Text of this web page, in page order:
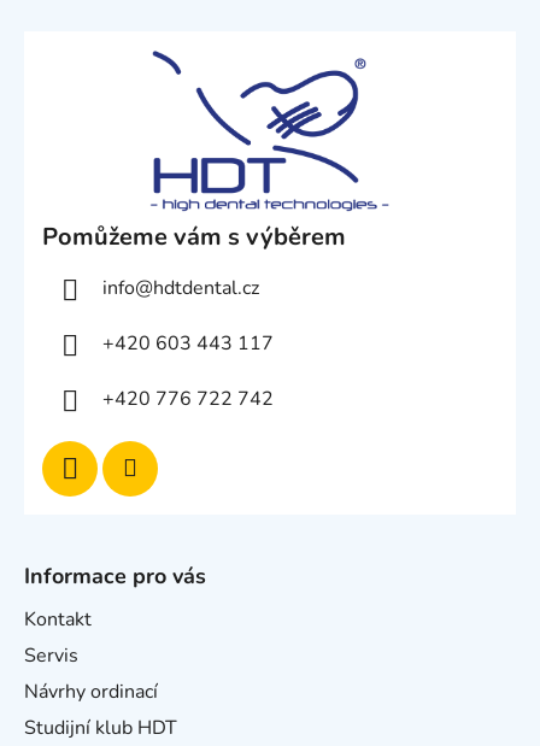
Pomůžeme vám s výběrem
info@hdtdental.cz
+420 603 443 117
+420 776 722 742
Informace pro vás
Kontakt
Servis
Návrhy ordinací
Studijní klub HDT